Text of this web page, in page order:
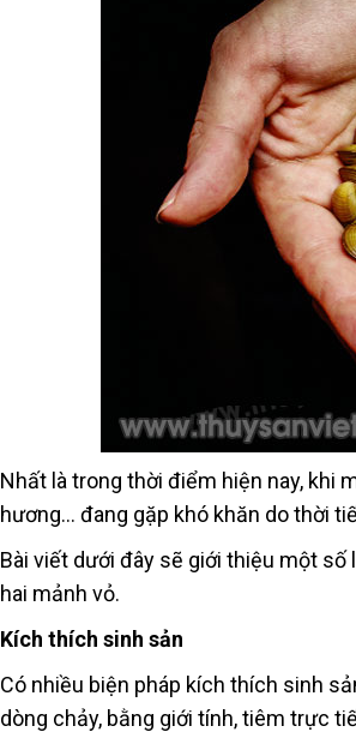
Nhất là trong thời điểm hiện nay, khi
hương… đang gặp khó khăn do thời
Bài viết dưới đây sẽ giới thiệu một
hai mảnh vỏ.
Kích thích sinh sản
Có nhiều biện pháp kích thích sinh
dòng chảy, bằng giới tính, tiêm trực